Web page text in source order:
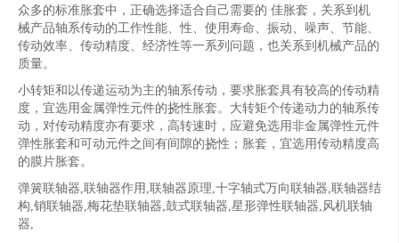
众多的标准胀套中，正确选择适合自己需要的 佳胀套，关系到机
械产品轴系传动的工作性能、性、使用寿命、振动、噪声、节能、
传动效率、传动精度、经济性等一系列问题，也关系到机械产品的
质量。
小转矩和以传递运动为主的轴系传动，要求胀套具有较高的传动精
度，宜选用金属弹性元件的挠性胀套。大转矩个传递动力的轴系传
动，对传动精度亦有要求，高转速时，应避免选用非金属弹性元件
弹性胀套和可动元件之间有间隙的挠性；胀套，宜选用传动精度高
的膜片胀套。
弹簧联轴器,联轴器作用,联轴器原理,十字轴式万向联轴器,联轴器结
构,销联轴器,梅花垫联轴器,鼓式联轴器,星形弹性联轴器,风机联轴
器,